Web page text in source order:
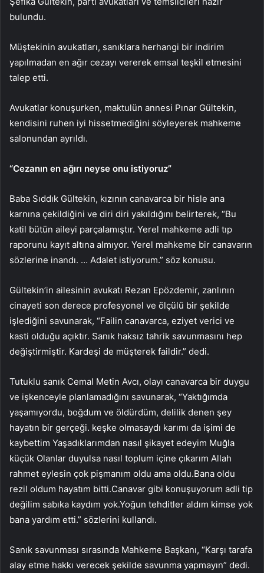
bulundu.
Müştekinin avukatları, sanıklara herhangi bir indirim
yapılmadan en ağır cezayı vererek emsal teşkil etmesini
talep etti.
Avukatlar konuşurken, maktulün annesi Pınar Gültekin,
kendisini ruhen iyi hissetmediğini söyleyerek mahkeme
salonundan ayrıldı.
“Cezanın en ağırı neyse onu istiyoruz”
Baba Sıddık Gültekin, kızının canavarca bir hisle ana
karnına çekildiğini ve diri diri yakıldığını belirterek, “Bu
katil bütün aileyi parçalamıştır. Yerel mahkeme adli tıp
raporunu kayıt altına almıyor. Yerel mahkeme bir canavarın
sözlerine inandı. … Adalet istiyorum.” söz konusu.
Gültekin’in ailesinin avukatı Rezan Epözdemir, zanlının
cinayeti son derece profesyonel ve ölçülü bir şekilde
işlediğini savunarak, “Failin canavarca, eziyet verici ve
kasti olduğu açıktır. Sanık haksız tahrik savunmasını hep
değiştirmiştir. Kardeşi de müşterek faildir.” dedi.
Tutuklu sanık Cemal Metin Avcı, olayı canavarca bir duygu
ve işkenceyle planlamadığını savunarak, “Yaktığımda
yaşamıyordu, boğdum ve öldürdüm, delilik denen şey
hayatın bir gerçeği. keşke olmasaydı karımı da işimi de
kaybettim Yaşadıklarımdan nasıl şikayet edeyim Muğla
küçük Olanlar duyulsa nasıl toplum içine çıkarım Allah
rahmet eylesin çok pişmanım oldu ama oldu.Bana oldu
rezil oldum hayatım bitti.Canavar gibi konuşuyorum adli tip
değilim sabıka kaydım yok.Yoğun tehditler aldım kimse yok
bana yardım etti.” sözlerini kullandı.
Sanık savunması sırasında Mahkeme Başkanı, “Karşı tarafa
alay etme hakkı verecek şekilde savunma yapmayın” dedi.